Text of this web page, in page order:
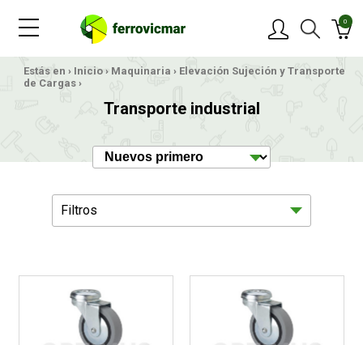
0
Estás en › Inicio› Maquinaria › Elevación Sujeción y Transporte
de Cargas›
Transporte industrial
Filtros
Herramientas Neumaticas
Herramientas Electricas
PRODUCTOS
OFERTAS
NOVEDADES
BLOG
CONTACTAR